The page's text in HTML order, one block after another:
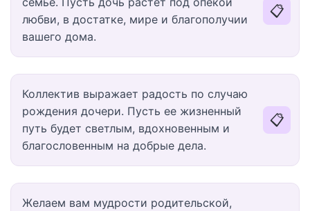
любви, в достатке, мире и благополучии
вашего дома.
📋
Коллектив выражает радость по случаю
рождения дочери. Пусть ее жизненный
путь будет светлым, вдохновенным и
благословенным на добрые дела.
📋
Желаем вам мудрости родительской,